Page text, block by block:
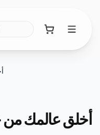
أخلق عالمك من